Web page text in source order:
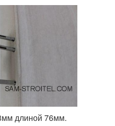
длиной 76мм.